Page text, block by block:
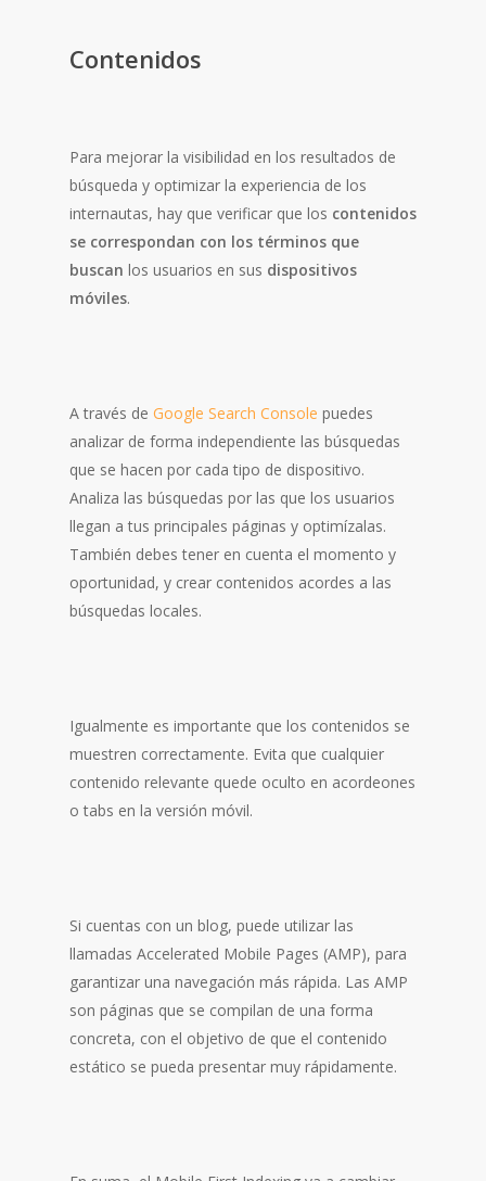
Contenidos
Para mejorar la visibilidad en los resultados de
búsqueda y optimizar la experiencia de los
internautas, hay que verificar que los contenidos
se correspondan con los términos que
buscan los usuarios en sus dispositivos
móviles.
A través de Google Search Console puedes
analizar de forma independiente las búsquedas
que se hacen por cada tipo de dispositivo.
Analiza las búsquedas por las que los usuarios
llegan a tus principales páginas y optimízalas.
También debes tener en cuenta el momento y
oportunidad, y crear contenidos acordes a las
búsquedas locales.
Igualmente es importante que los contenidos se
muestren correctamente. Evita que cualquier
contenido relevante quede oculto en acordeones
o tabs en la versión móvil.
Si cuentas con un blog, puede utilizar las
llamadas Accelerated Mobile Pages (AMP), para
garantizar una navegación más rápida. Las AMP
son páginas que se compilan de una forma
concreta, con el objetivo de que el contenido
estático se pueda presentar muy rápidamente.